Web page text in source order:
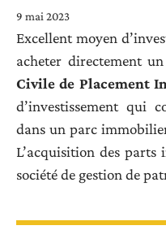
9 mai 2023
Excellent moyen
acheter directement
Civile de Placement
d’investissement qui
dans un parc
L’acquisition des
société de gestion de